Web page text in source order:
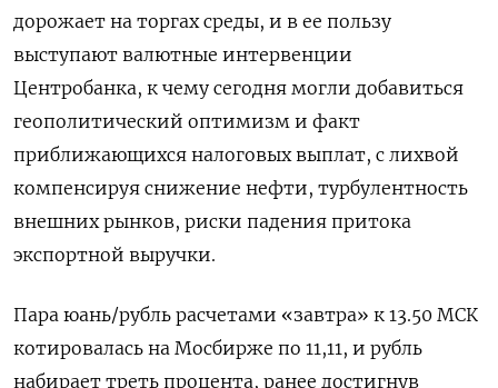
дорожает на торгах среды, и в ее пользу
выступают валютные интервенции
Центробанка, к чему сегодня могли добавиться
геополитический оптимизм и факт
приближающихся налоговых выплат, с лихвой
компенсируя снижение нефти, турбулентность
внешних рынков, риски падения притока
⁠экспортной выручки.
Пара юань/рубль расчетами «завтра» к 13.50 МСК
котировалась на Мосбирже по 11,11, и рубль
набирает треть процента, ранее достигнув